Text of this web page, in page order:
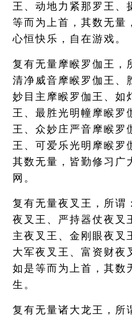
王、动地力紧那罗王、
等而为上首，其数无量
心恒快乐，自在游戏。
复有无量摩睺罗伽王，
清净威音摩睺罗伽王、
妙目主摩睺罗伽王、如
王、最胜光明幢摩睺罗
王、众妙庄严音摩睺罗
王、可爱乐光明摩睺罗
其数无量，皆勤修习广
网。
复有无量夜叉王，所谓
夜叉王、严持器仗夜叉
主夜叉王、金刚眼夜叉
大军夜叉王、富资财夜
如是等而为上首，其数
生。
复有无量诸大龙王，所